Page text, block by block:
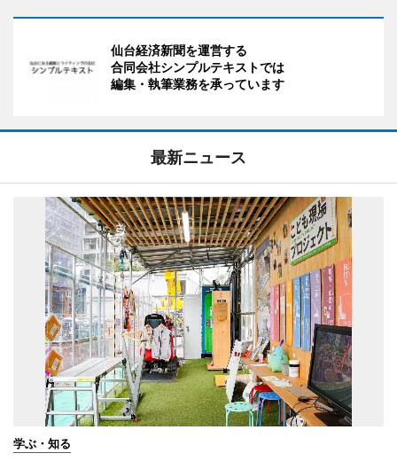
仙台経済新聞を運営する
合同会社シンプルテキストでは
編集・執筆業務を承っています
最新ニュース
学ぶ・知る